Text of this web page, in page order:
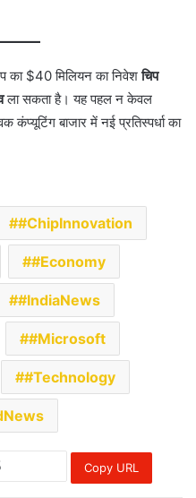
का $40 मिलियन का निवेशचिप
ला सकता है। यह पहल न केवल
कंप्यूटिंग बाजार में नई प्रतिस्पर्धा का
#ChipInnovation
#Economy
#IndiaNews
#Microsoft
#Technology
Copy URL